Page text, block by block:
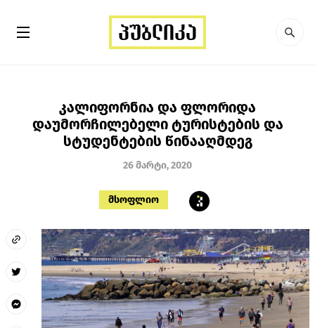
კალიფორნია და ფლორიდა
დაუმორჩილებელი ტურისტების და
სტუდენტების წინააღმდეგ
26 მარტი, 2020
მსოფლიო